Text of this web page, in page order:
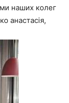
наших колег
анастасія,